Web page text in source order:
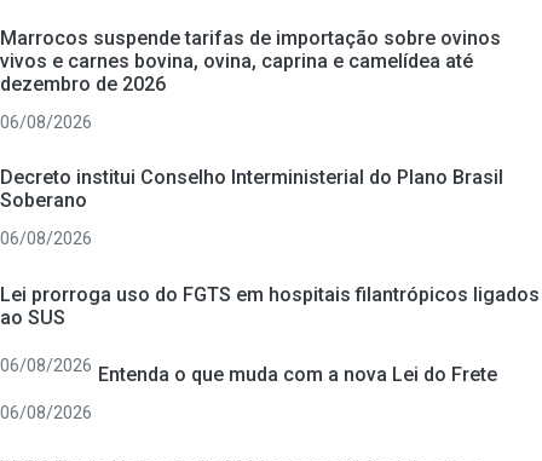
Marrocos suspende tarifas de importação sobre ovinos
vivos e carnes bovina, ovina, caprina e camelídea até
dezembro de 2026
06/08/2026
Decreto institui Conselho Interministerial do Plano Brasil
Soberano
06/08/2026
Lei prorroga uso do FGTS em hospitais filantrópicos ligados
ao SUS
06/08/2026 Entenda o que muda com a nova Lei do Frete
06/08/2026